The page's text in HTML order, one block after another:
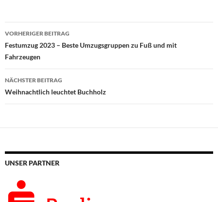
Beitragsnavigation
VORHERIGER BEITRAG
Festumzug 2023 – Beste Umzugsgruppen zu Fuß und mit
Fahrzeugen
NÄCHSTER BEITRAG
Weihnachtlich leuchtet Buchholz
UNSER PARTNER